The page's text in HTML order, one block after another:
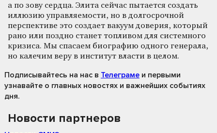
а по зову сердца. Элита сейчас пытается создать
иллюзию управляемости, но в долгосрочной
перспективе это создает вакуум доверия, который
рано или поздно станет топливом для системного
кризиса. Мы спасаем биографию одного генерала,
но калечим веру в институт власти в целом.
Подписывайтесь на нас в Телеграме и первыми
узнавайте о главных новостях и важнейших событиях
дня.
Новости партнеров